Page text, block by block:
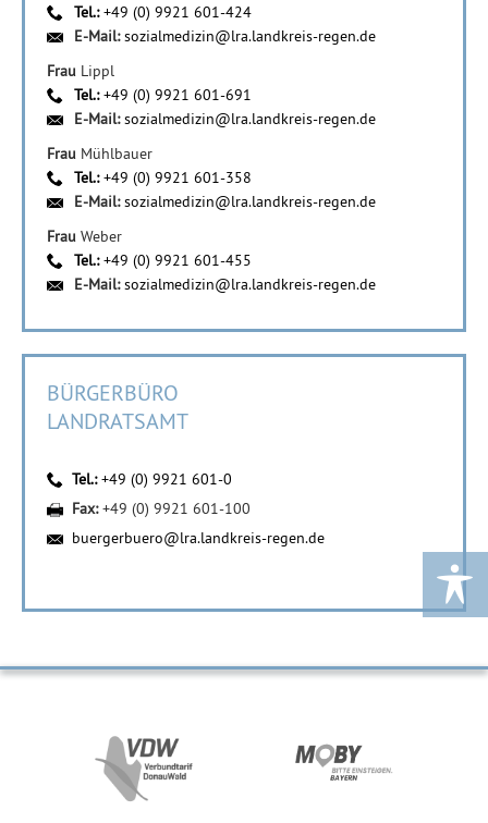
Tel.:+49 (0) 9921 601-424
E-Mail:sozialmedizin@lra.landkreis-regen.de
Frau Lippl
Tel.:+49 (0) 9921 601-691
E-Mail:sozialmedizin@lra.landkreis-regen.de
Frau Mühlbauer
Tel.:+49 (0) 9921 601-358
E-Mail:sozialmedizin@lra.landkreis-regen.de
Frau Weber
Tel.:+49 (0) 9921 601-455
E-Mail:sozialmedizin@lra.landkreis-regen.de
BÜRGERBÜRO
LANDRATSAMT
Tel.:+49 (0) 9921 601-0
Fax:+49 (0) 9921 601-100
buergerbuero@lra.landkreis-regen.de